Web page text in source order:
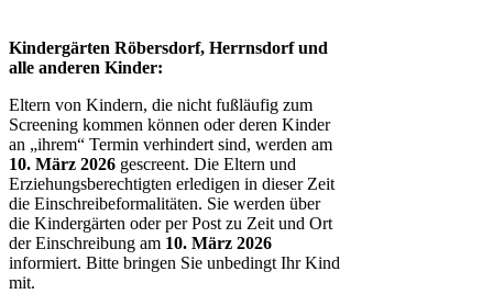
Kindergärten Röbersdorf, Herrnsdorf und
alle anderen Kinder:
Eltern von Kindern, die nicht fußläufig zum
Screening kommen können oder deren Kinder
an „ihrem“ Termin verhindert sind, werden am
10. März 2026 gescreent. Die Eltern und
Erziehungsberechtigten erledigen in dieser Zeit
die Einschreibeformalitäten. Sie werden über
die Kindergärten oder per Post zu Zeit und Ort
der Einschreibung am 10. März 2026
informiert. Bitte bringen Sie unbedingt Ihr Kind
mit.